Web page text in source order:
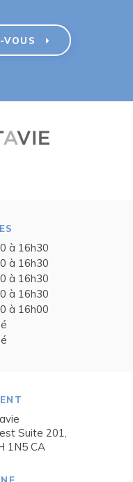
VOUS
à 16h30
à 16h30
à 16h30
à 16h30
à 16h00
Suite 201
1N5 CA